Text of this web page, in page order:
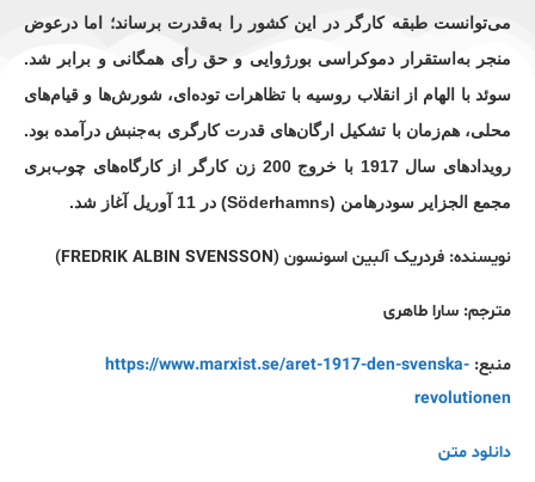
می‌توانست طبقه کارگر در این کشور را به‌قدرت برساند؛ اما درعوض
منجر به‌استقرار ‌دموکراسی بورژوایی و حق رأی همگانی و برابر شد.
سوئد با الهام از انقلاب روسیه با تظاهرات توده‌ای، شورش‌ها و قیام‌های
محلی، هم‌زمان با تشکیل ارگان‌های قدرت کارگری به‌جنبش درآمده بود.
رویدادهای سال 1917 با خروج 200 زن کارگر از کارگاه‌های چوب‌بری
مجمع الجزایر سودرهامن (Söderhamns) در 11 آوریل آغاز شد.
نویسنده: فردریک آلبین اسونسون (FREDRIK ALBIN SVENSSON
)
مترجم: سارا طاهری
منبع: https://www.marxist.se/aret-1917-den-svenska-
revolutionen
دانلود متن